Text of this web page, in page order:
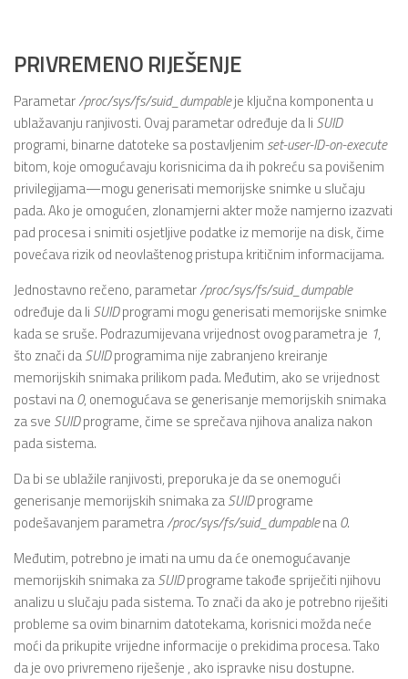
PRIVREMENO RIJEŠENJE
Parametar/proc/sys/fs/suid_dumpableje ključna komponenta u
ublažavanju ranjivosti. Ovaj parametar određuje da li SUID
programi, binarne datoteke sa postavljenim set-user-ID-on-execute
bitom, koje omogućavaju korisnicima da ih pokreću sa povišenim
privilegijama—mogu generisati memorijske snimke u slučaju
pada. Ako je omogućen, zlonamjerni akter može namjerno izazvati
pad procesa i snimiti osjetljive podatke iz memorije na disk, čime
povećava rizik od neovlaštenog pristupa kritičnim informacijama.
Jednostavno rečeno, parametar/proc/sys/fs/suid_dumpable
određuje da li SUIDprogrami mogu generisati memorijske snimke
kada se sruše. Podrazumijevana vrijednost ovog parametra je 1,
što znači daSUIDprogramima nije zabranjeno kreiranje
memorijskih snimaka prilikom pada. Međutim, ako se vrijednost
postavi na0, onemogućava se generisanje memorijskih snimaka
za sve SUIDprograme, čime se sprečava njihova analiza nakon
pada sistema.
Da bi se ublažile ranjivosti, preporuka je da se onemogući
generisanje memorijskih snimaka zaSUIDprograme
podešavanjem parametra/proc/sys/fs/suid_dumpablena0.
Međutim, potrebno je imati na umu da će onemogućavanje
memorijskih snimaka zaSUIDprograme takođe spriječiti njihovu
analizu u slučaju pada sistema. To znači da ako je potrebno riješiti
probleme sa ovim binarnim datotekama, korisnici možda neće
moći da prikupite vrijedne informacije o prekidima procesa. Tako
da je ovo privremeno riješenje , ako ispravke nisu dostupne.